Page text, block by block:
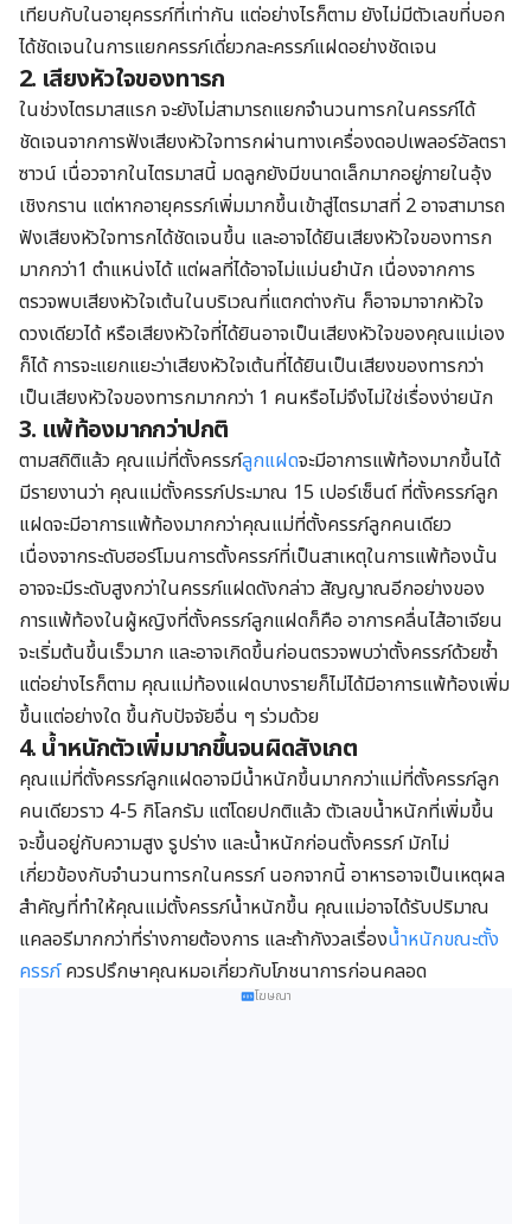
เทียบกับในอายุครรภ์ที่เท่ากัน แต่อย่างไรก็ตาม ยังไม่มีตัวเลขที่บอก
ได้ชัดเจนในการแยกครรภ์เดี่ยวกละครรภ์แฝดอย่างชัดเจน
2. เสียงหัวใจของทารก
ในช่วงไตรมาสแรก จะยังไม่สามารถแยกจำนวนทารกในครรภ์ได้
ชัดเจนจากการฟังเสียงหัวใจทารกผ่านทางเครื่องดอปเพลอร์อัลตรา
ซาวน์ เนื่อวจากในไตรมาสนี้ มดลูกยังมีขนาดเล็กมากอยู่ภายในอุ้ง
เชิงกราน แต่หากอายุครรภ์เพิ่มมากขึ้นเข้าสู่ไตรมาสที่ 2 อาจสามารถ
ฟังเสียงหัวใจทารกได้ชัดเจนขึ้น และอาจได้ยินเสียงหัวใจของทารก
มากกว่า1 ตำแหน่งได้แต่ผลที่ได้อาจไม่แม่นยำนัก เนื่องจากการ
ตรวจพบเสียงหัวใจเต้นในบริเวณที่แตกต่างกัน ก็อาจมาจากหัวใจ
ดวงเดียวได้ หรือเสียงหัวใจที่ได้ยินอาจเป็นเสียงหัวใจของคุณแม่เอง
ก็ได้ การจะแยกแยะว่าเสียงหัวใจเต้นที่ได้ยินเป็นเสียงของทารกว่า
เป็นเสียงหัวใจของทารกมากกว่า 1 คนหรือไม่จึงไม่ใช่เรื่องง่ายนัก
3. แพ้ท้องมากกว่าปกติ
ตามสถิติแล้ว คุณแม่ที่ตั้งครรภ์ลูกแฝดจะมีอาการแพ้ท้องมากขึ้นได้
มีรายงานว่า คุณแม่ตั้งครรภ์ประมาณ 15 เปอร์เซ็นต์ ที่ตั้งครรภ์ลูก
แฝดจะมีอาการแพ้ท้องมากกว่าคุณแม่ที่ตั้งครรภ์ลูกคนเดียว
เนื่องจากระดับฮอร์โมนการตั้งครรภ์ที่เป็นสาเหตุในการแพ้ท้องนั้น
อาจจะมีระดับสูงกว่าในครรภ์แฝดดังกล่าว สัญญาณอีกอย่างของ
การแพ้ท้องในผู้หญิงที่ตั้งครรภ์ลูกแฝดก็คือ อาการคลื่นไส้อาเจียน
จะเริ่มต้นขึ้นเร็วมาก และอาจเกิดขึ้นก่อนตรวจพบว่าตั้งครรภ์ด้วยซ้ำ
แต่อย่างไรก็ตาม คุณแม่ท้องแฝดบางรายก็ไม่ได้มีอาการแพ้ท้องเพิ่ม
ขึ้นแต่อย่างใด ขึ้นกับปัจจัยอื่น ๆ ร่วมด้วย
4. น้ำหนักตัวเพิ่มมากขึ้นจนผิดสังเกต
คุณแม่ที่ตั้งครรภ์ลูกแฝดอาจมีน้ำหนักขึ้นมากกว่าแม่ที่ตั้งครรภ์ลูก
คนเดียวราว 4-5 กิโลกรัม แต่โดยปกติแล้ว ตัวเลขน้ำหนักที่เพิ่มขึ้น
จะขึ้นอยู่กับความสูง รูปร่าง และน้ำหนักก่อนตั้งครรภ์ มักไม่
เกี่ยวข้องกับจำนวนทารกในครรภ์ นอกจากนี้ อาหารอาจเป็นเหตุผล
สำคัญที่ทำให้คุณแม่ตั้งครรภ์น้ำหนักขึ้น คุณแม่อาจได้รับปริมาณ
แคลอรีมากกว่าที่ร่างกายต้องการ และถ้ากังวลเรื่องน้ำหนักขณะตั้ง
ครรภ์ควรปรึกษาคุณหมอเกี่ยวกับโภชนาการก่อนคลอด
โฆษณา